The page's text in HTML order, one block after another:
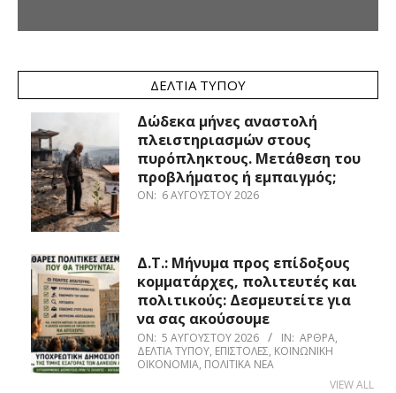
ΔΕΛΤΊΑ ΤΎΠΟΥ
Δώδεκα μήνες αναστολή
πλειστηριασμών στους
πυρόπληκτους. Μετάθεση του
προβλήματος ή εμπαιγμός;
ON: 6 ΑΥΓΟΎΣΤΟΥ 2026
Δ.Τ.: Μήνυμα προς επίδοξους
κομματάρχες, πολιτευτές και
πολιτικούς: Δεσμευτείτε για
να σας ακούσουμε
ON: 5 ΑΥΓΟΎΣΤΟΥ 2026 IN: ΆΡΘΡΑ,
ΔΕΛΤΊΑ ΤΎΠΟΥ, ΕΠΙΣΤΟΛΈΣ, ΚΟΙΝΩΝΙΚΉ
ΟΙΚΟΝΟΜΊΑ, ΠΟΛΙΤΙΚΆ ΝΈΑ
VIEW ALL